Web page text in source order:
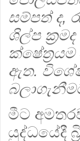
සම්පත් ද,
ශිල්ප
ඇත.
මීට
යුද්ධයේදී